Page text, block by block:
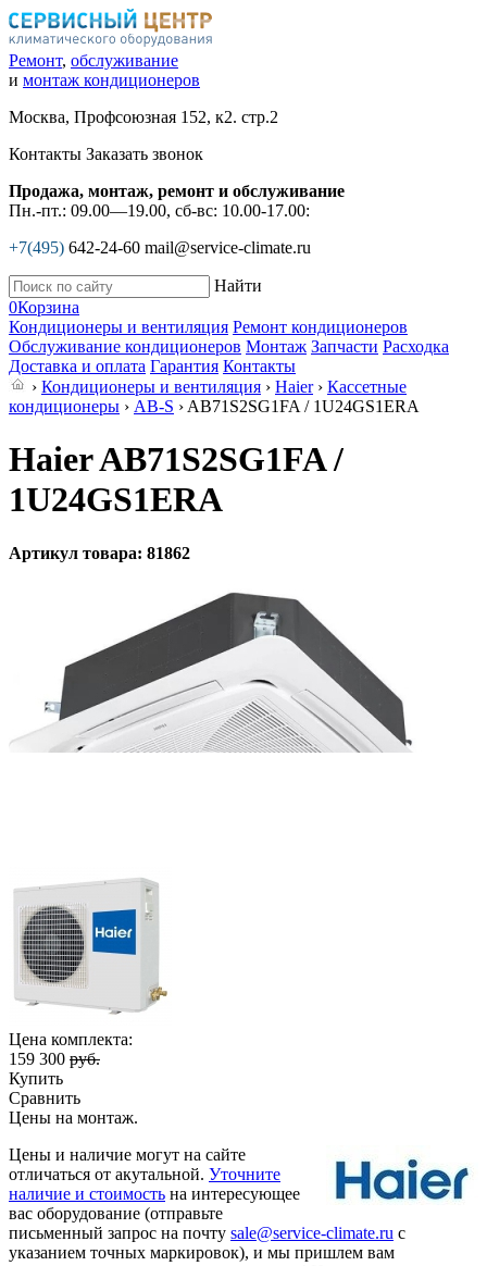
Ремонт, обслуживание
и монтаж кондиционеров
Москва, Профсоюзная 152, к2. стр.2
Контакты Заказать звонок
Продажа, монтаж, ремонт и обслуживание
Пн.-пт.: 09.00—19.00, сб-вс: 10.00-17.00:
+7(495) 642-24-60 mail@service-climate.ru
Найти
0Корзина
Кондиционеры и вентиляция Ремонт кондиционеров
Обслуживание кондиционеров Монтаж Запчасти Расходка
Доставка и оплата Гарантия Контакты
› Кондиционеры и вентиляция › Haier› Кассетные
кондиционеры › AB-S › AB71S2SG1FA / 1U24GS1ERA
Haier AB71S2SG1FA /
1U24GS1ERA
Артикул товара: 81862
Цена комплекта:
159 300 руб.
Купить
Сравнить
Цены на монтаж.
Цены и наличие могут на сайте
отличаться от акутальной. Уточните
наличие и стоимость на интересующее
вас оборудование (отправьте
письменный запрос на почту sale@service-climate.ru с
указанием точных маркировок), и мы пришлем вам